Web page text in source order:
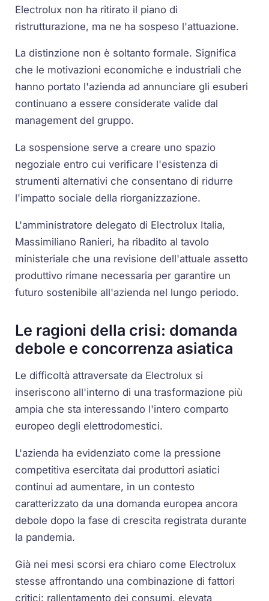
Electrolux non ha ritirato il piano di
ristrutturazione, ma ne ha sospeso l'attuazione.
La distinzione non è soltanto formale. Significa
che le motivazioni economiche e industriali che
hanno portato l'azienda ad annunciare gli esuberi
continuano a essere considerate valide dal
management del gruppo.
La sospensione serve a creare uno spazio
negoziale entro cui verificare l'esistenza di
strumenti alternativi che consentano di ridurre
l'impatto sociale della riorganizzazione.
L'amministratore delegato di Electrolux Italia,
Massimiliano Ranieri, ha ribadito al tavolo
ministeriale che una revisione dell'attuale assetto
produttivo rimane necessaria per garantire un
futuro sostenibile all'azienda nel lungo periodo.
Le ragioni della crisi: domanda
debole e concorrenza asiatica
Le difficoltà attraversate da Electrolux si
inseriscono all'interno di una trasformazione più
ampia che sta interessando l'intero comparto
europeo degli elettrodomestici.
L'azienda ha evidenziato come la pressione
competitiva esercitata dai produttori asiatici
continui ad aumentare, in un contesto
caratterizzato da una domanda europea ancora
debole dopo la fase di crescita registrata durante
la pandemia.
Già nei mesi scorsi era chiaro come Electrolux
stesse affrontando una combinazione di fattori
critici: rallentamento dei consumi, elevata